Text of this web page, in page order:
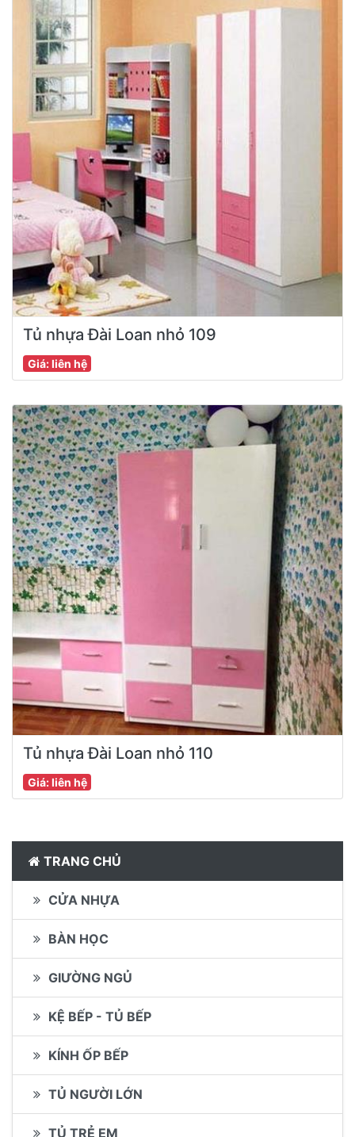
Tủ nhựa Đài Loan nhỏ 109
Giá: liên hệ
Tủ nhựa Đài Loan nhỏ 110
Giá: liên hệ
TRANG CHỦ
CỬA NHỰA
BÀN HỌC
GIƯỜNG NGỦ
KỆ BẾP - TỦ BẾP
KÍNH ỐP BẾP
TỦ NGƯỜI LỚN
TỦ TRẺ EM